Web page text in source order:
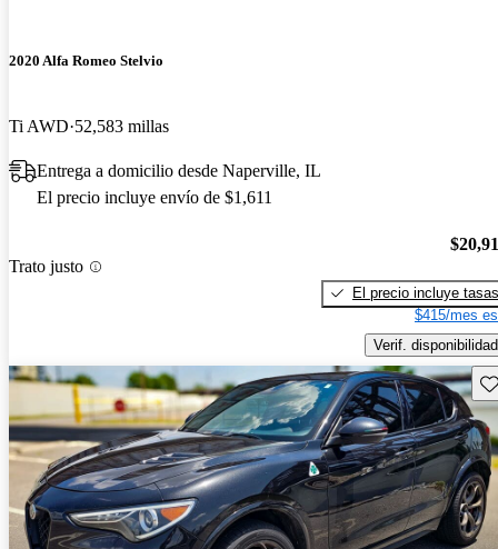
2020 Alfa Romeo Stelvio
Ti AWD 52,583 millas
Entrega a domicilio desde Naperville, IL
El precio incluye envío de $1,611
Trato justo
El precio incluye tasas
$415/mes
Verif. disponibilidad